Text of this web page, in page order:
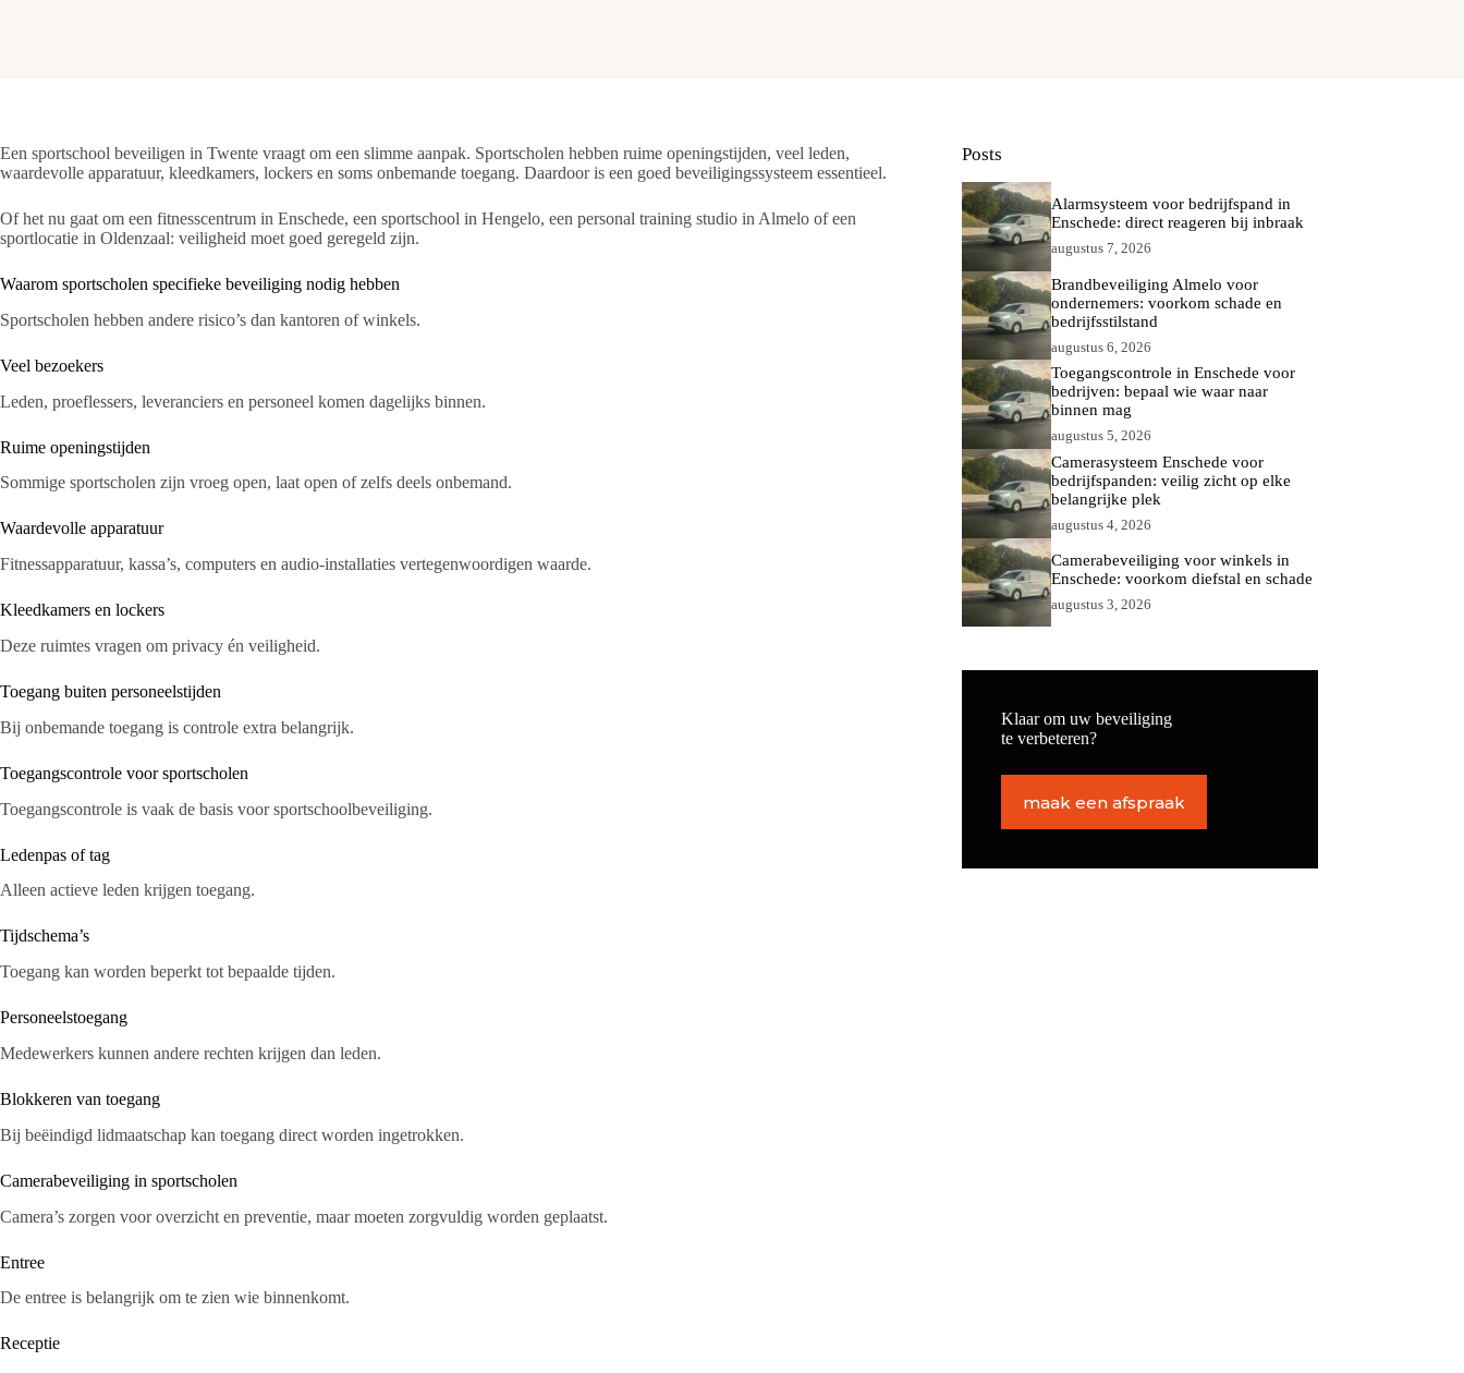
Een sportschool beveiligen in Twente vraagt om een slimme aanpak. Sportscholen hebben ruime openingstijden, veel leden,
waardevolle apparatuur, kleedkamers, lockers en soms onbemande toegang. Daardoor is een goed beveiligingssysteem essentieel.
Of het nu gaat om een fitnesscentrum in Enschede, een sportschool in Hengelo, een personal training studio in Almelo of een
sportlocatie in Oldenzaal: veiligheid moet goed geregeld zijn.
Waarom sportscholen specifieke beveiliging nodig hebben
Sportscholen hebben andere risico’s dan kantoren of winkels.
Veel bezoekers
Leden, proeflessers, leveranciers en personeel komen dagelijks binnen.
Ruime openingstijden
Sommige sportscholen zijn vroeg open, laat open of zelfs deels onbemand.
Waardevolle apparatuur
Fitnessapparatuur, kassa’s, computers en audio-installaties vertegenwoordigen waarde.
Kleedkamers en lockers
Deze ruimtes vragen om privacy én veiligheid.
Toegang buiten personeelstijden
Bij onbemande toegang is controle extra belangrijk.
Toegangscontrole voor sportscholen
Toegangscontrole is vaak de basis voor sportschoolbeveiliging.
Ledenpas of tag
Alleen actieve leden krijgen toegang.
Tijdschema’s
Toegang kan worden beperkt tot bepaalde tijden.
Personeelstoegang
Medewerkers kunnen andere rechten krijgen dan leden.
Blokkeren van toegang
Bij beëindigd lidmaatschap kan toegang direct worden ingetrokken.
Camerabeveiliging in sportscholen
Camera’s zorgen voor overzicht en preventie, maar moeten zorgvuldig worden geplaatst.
Entree
De entree is belangrijk om te zien wie binnenkomt.
Receptie
Posts
Alarmsysteem voor bedrijfspand in
Enschede: direct reageren bij inbraak
augustus 7, 2026
Brandbeveiliging Almelo voor
ondernemers: voorkom schade en
bedrijfsstilstand
augustus 6, 2026
Toegangscontrole in Enschede voor
bedrijven: bepaal wie waar naar
binnen mag
augustus 5, 2026
Camerasysteem Enschede voor
bedrijfspanden: veilig zicht op elke
belangrijke plek
augustus 4, 2026
Camerabeveiliging voor winkels in
Enschede: voorkom diefstal en schade
augustus 3, 2026
Klaar om uw beveiliging
te verbeteren?
maak een afspraak